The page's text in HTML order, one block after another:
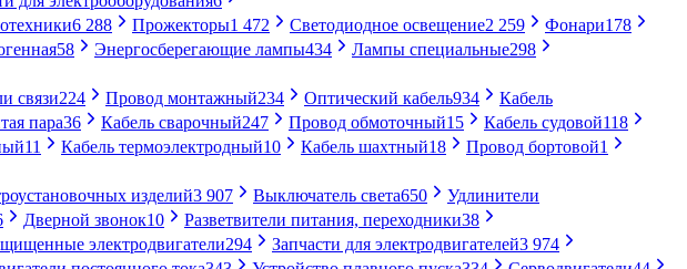
6 288 Прожекторы1 472 Светодиодное освещение2 259 Фонари178
58 Энергосберегающие лампы434 Лампы специальные298
связи224 Провод монтажный234 Оптический кабель934
Кабель
пара36 Кабель сварочный247 Провод обмоточный15 Кабель судовой118
11 Кабель термоэлектродный10 Кабель шахтный18 Провод бортовой1
изделий3 907 Выключатель света650
Удлинители
Дверной звонок10 Разветвители питания, переходники38
электродвигатели294 Запчасти для электродвигателей3 974